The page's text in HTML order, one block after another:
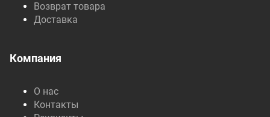
Возврат товара
Доставка
Компания
О нас
Контакты